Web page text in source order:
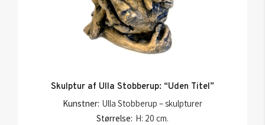
Skulptur af Ulla Stobberup: “Uden Titel”
Kunstner: Ulla Stobberup – skulpturer
Størrelse: H: 20 cm.